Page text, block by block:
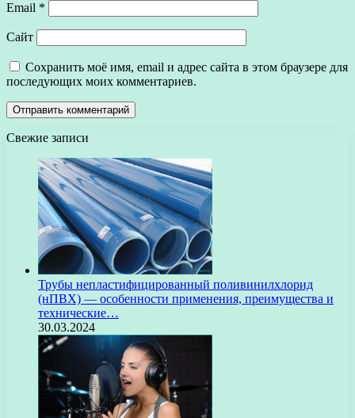
Email *
Сайт
Сохранить моё имя, email и адрес сайта в этом браузере для
последующих моих комментариев.
Свежие записи
Трубы непластифицированный поливинилхлорид
(нПВХ) — особенности применения, преимущества и
технические…
30.03.2024